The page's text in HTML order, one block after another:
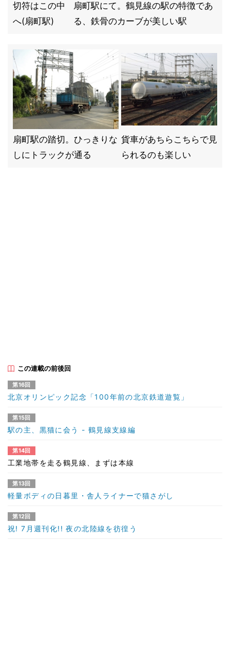
切符はこの中
へ(扇町駅)
扇町駅にて。鶴見線の駅の特徴であ
る、鉄骨のカーブが美しい駅
扇町駅の踏切。ひっきりな
しにトラックが通る
貨車があちらこちらで見
られるのも楽しい
この連載の前後回
第16回
北京オリンピック記念「100年前の北京鉄道遊覧」
第15回
駅の主、黒猫に会う - 鶴見線支線編
第14回
工業地帯を走る鶴見線、まずは本線
第13回
軽量ボディの日暮里・舎人ライナーで猫さがし
第12回
祝! 7月週刊化!! 夜の北陸線を彷徨う